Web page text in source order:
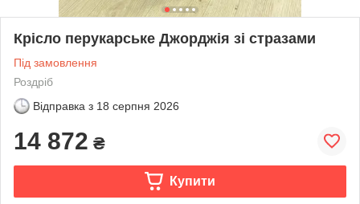
Крісло перукарське Джорджія зі стразами
Під замовлення
Роздріб
Відправка з 18 серпня 2026
14 872 ₴
Купити